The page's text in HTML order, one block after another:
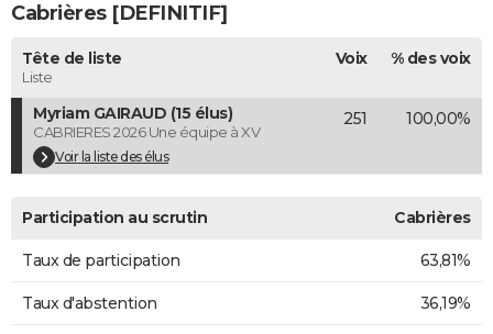
Carte de Noël
Carte Bonne année
Carte Saint-Valentin
Carte Pâques
Carte d'anniversaire
DICTIONNAIRE
Dictionnaire
Biographies
Citations
Expressions
Proverbes
PROGRAMME TV
COPAINS D'AVANT
S'inscrire
Se connecter
Lycées
Collèges
Primaires
Universités
Entreprises
Service militaire
Avis de recherche
AVIS DE DÉCÈS
FORUM
Cabrières [DEFINITIF]
Tête de liste
Liste
Voix % des voix
Myriam GAIRAUD (15 élus)
CABRIERES 2026 Une équipe à XV
Voir la liste des élus
251 100,00%
Participation au scrutin Cabrières
Taux de participation 63,81%
Taux d'abstention 36,19%